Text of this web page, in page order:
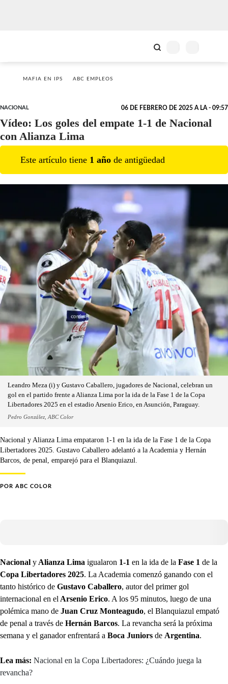
MAFIA EN IPS ABC EMPLEOS
NACIONAL 06 DE FEBRERO DE 2025 A LA - 09:57
Vídeo: Los goles del empate 1-1 de Nacional
con Alianza Lima
Este artículo tiene 1 año de antigüedad
Leandro Meza (i) y Gustavo Caballero, jugadores de Nacional, celebran un
gol en el partido frente a Alianza Lima por la ida de la Fase 1 de la Copa
Libertadores 2025 en el estadio Arsenio Erico, en Asunción, Paraguay.
Pedro González, ABC Color
Nacional y Alianza Lima empataron 1-1 en la ida de la Fase 1 de la Copa
Libertadores 2025. Gustavo Caballero adelantó a la Academia y Hernán
Barcos, de penal, emparejó para el Blanquiazul.
POR ABC COLOR
Nacional y Alianza Lima igualaron 1-1 en la ida de la Fase 1 de la
Copa Libertadores 2025. La Academia comenzó ganando con el
tanto histórico de Gustavo Caballero, autor del primer gol
internacional en el Arsenio Erico. A los 95 minutos, luego de una
polémica mano de Juan Cruz Monteagudo, el Blanquiazul empató
de penal a través de Hernán Barcos. La revancha será la próxima
semana y el ganador enfrentará a Boca Juniors de Argentina.
Lea más: Nacional en la Copa Libertadores: ¿Cuándo juega la
revancha?